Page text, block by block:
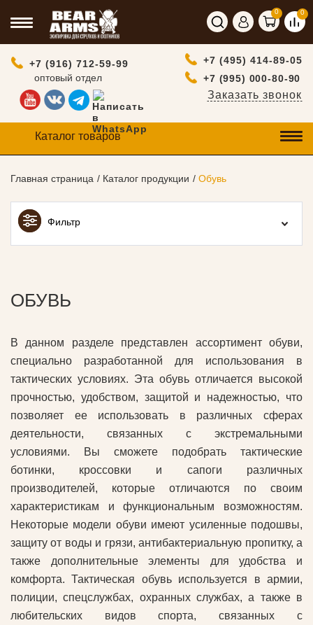
0 0
+7 (916) 712-59-99
оптовый отдел
+7 (495) 414-89-05
+7 (995) 000-80-90
Заказать звонок
Каталог товаров
Главная страница Каталог продукции Обувь
Фильтр
ОБУВЬ
В данном разделе представлен ассортимент обуви,
специально разработанной для использования в
тактических условиях. Эта обувь отличается высокой
прочностью, удобством, защитой и надежностью, что
позволяет ее использовать в различных сферах
деятельности, связанных с экстремальными
условиями. Вы сможете подобрать тактические
ботинки, кроссовки и сапоги различных
производителей, которые отличаются по своим
характеристикам и функциональным возможностям.
Некоторые модели обуви имеют усиленные подошвы,
защиту от воды и грязи, антибактериальную пропитку, а
также дополнительные элементы для удобства и
комфорта. Тактическая обувь используется в армии,
полиции, спецслужбах, охранных службах, а также в
любительских видов спорта, связанных с